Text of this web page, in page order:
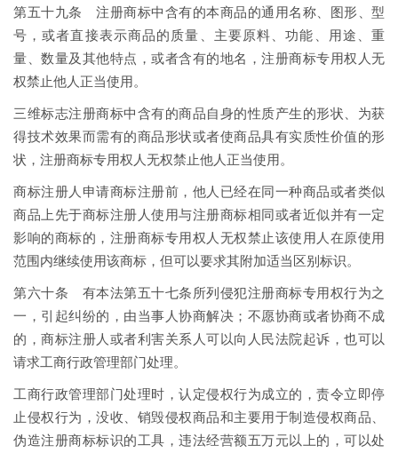
第五十九条 注册商标中含有的本商品的通用名称、图形、型
号，或者直接表示商品的质量、主要原料、功能、用途、重
量、数量及其他特点，或者含有的地名，注册商标专用权人无
权禁止他人正当使用。
三维标志注册商标中含有的商品自身的性质产生的形状、为获
得技术效果而需有的商品形状或者使商品具有实质性价值的形
状，注册商标专用权人无权禁止他人正当使用。
商标注册人申请商标注册前，他人已经在同一种商品或者类似
商品上先于商标注册人使用与注册商标相同或者近似并有一定
影响的商标的，注册商标专用权人无权禁止该使用人在原使用
范围内继续使用该商标，但可以要求其附加适当区别标识。
第六十条 有本法第五十七条所列侵犯注册商标专用权行为之
一，引起纠纷的，由当事人协商解决；不愿协商或者协商不成
的，商标注册人或者利害关系人可以向人民法院起诉，也可以
请求工商行政管理部门处理。
工商行政管理部门处理时，认定侵权行为成立的，责令立即停
止侵权行为，没收、销毁侵权商品和主要用于制造侵权商品、
伪造注册商标标识的工具，违法经营额五万元以上的，可以处